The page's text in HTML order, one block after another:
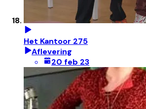
Het Kantoor 275
Aflevering
20 feb 23